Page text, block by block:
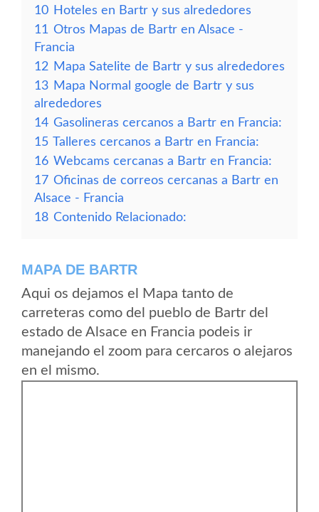
10 Hoteles en Bartr y sus alrededores
11 Otros Mapas de Bartr en Alsace -
Francia
12 Mapa Satelite de Bartr y sus alrededores
13 Mapa Normal google de Bartr y sus
alrededores
14 Gasolineras cercanos a Bartr en Francia:
15 Talleres cercanos a Bartr en Francia:
16 Webcams cercanas a Bartr en Francia:
17 Oficinas de correos cercanas a Bartr en
Alsace - Francia
18 Contenido Relacionado:
MAPA DE BARTR
Aqui os dejamos el Mapa tanto de
carreteras como del pueblo de Bartr del
estado de Alsace en Francia podeis ir
manejando el zoom para cercaros o alejaros
en el mismo.